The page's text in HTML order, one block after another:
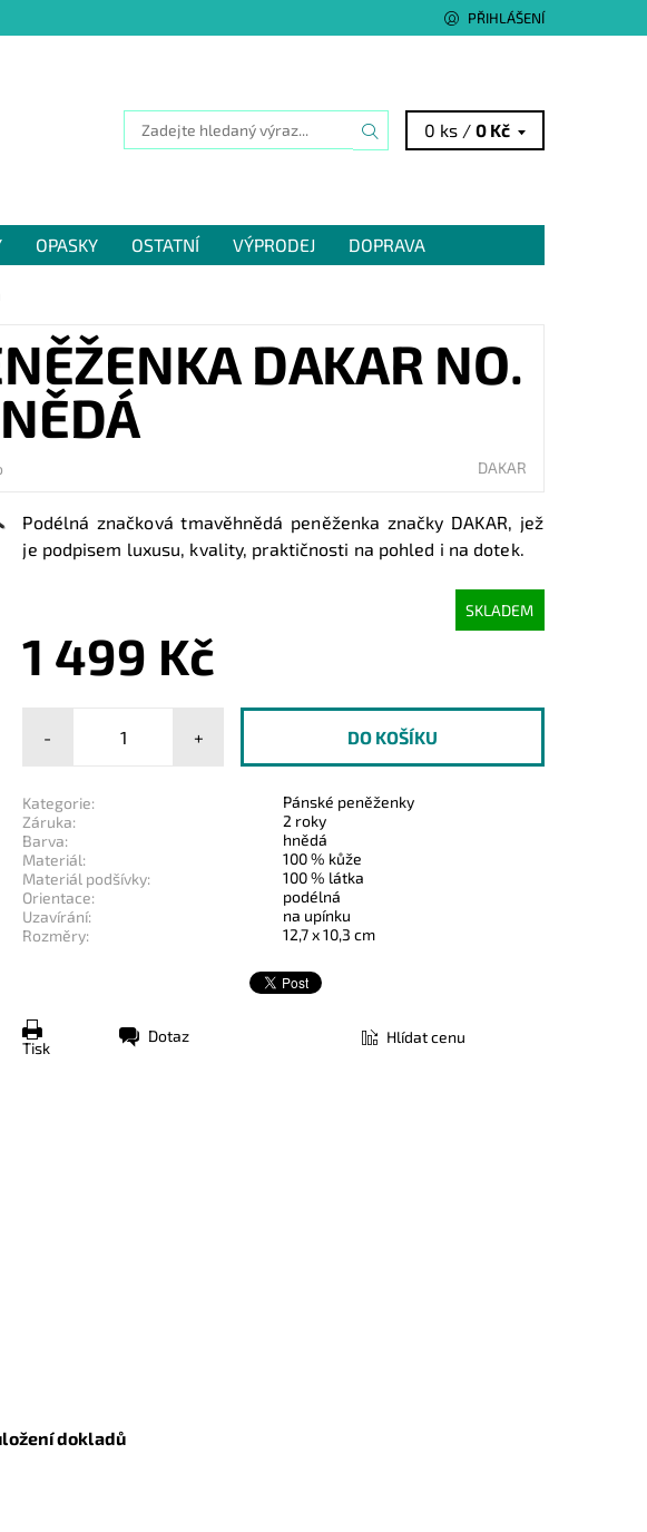
PŘIHLÁŠENÍ
0 ks /0 Kč
OPASKY OSTATNÍ VÝPRODEJ
DOPRAVA
DAKAR NO.
DAKAR
Podélná značková tmavěhnědá peněženka značky DAKAR, jež
je podpisem luxusu, kvality, praktičnosti na pohled i na dotek.
SKLADEM
1 499 Kč
- +
Kategorie:
Pánské peněženky
Záruka:
2 roky
Barva:
hnědá
Materiál:
100 % kůže
Materiál podšívky:
100 % látka
Orientace:
podélná
Uzavírání:
na upínku
Rozměry:
12,7 x 10,3 cm
Tisk
Dotaz Hlídat cenu
dokladů